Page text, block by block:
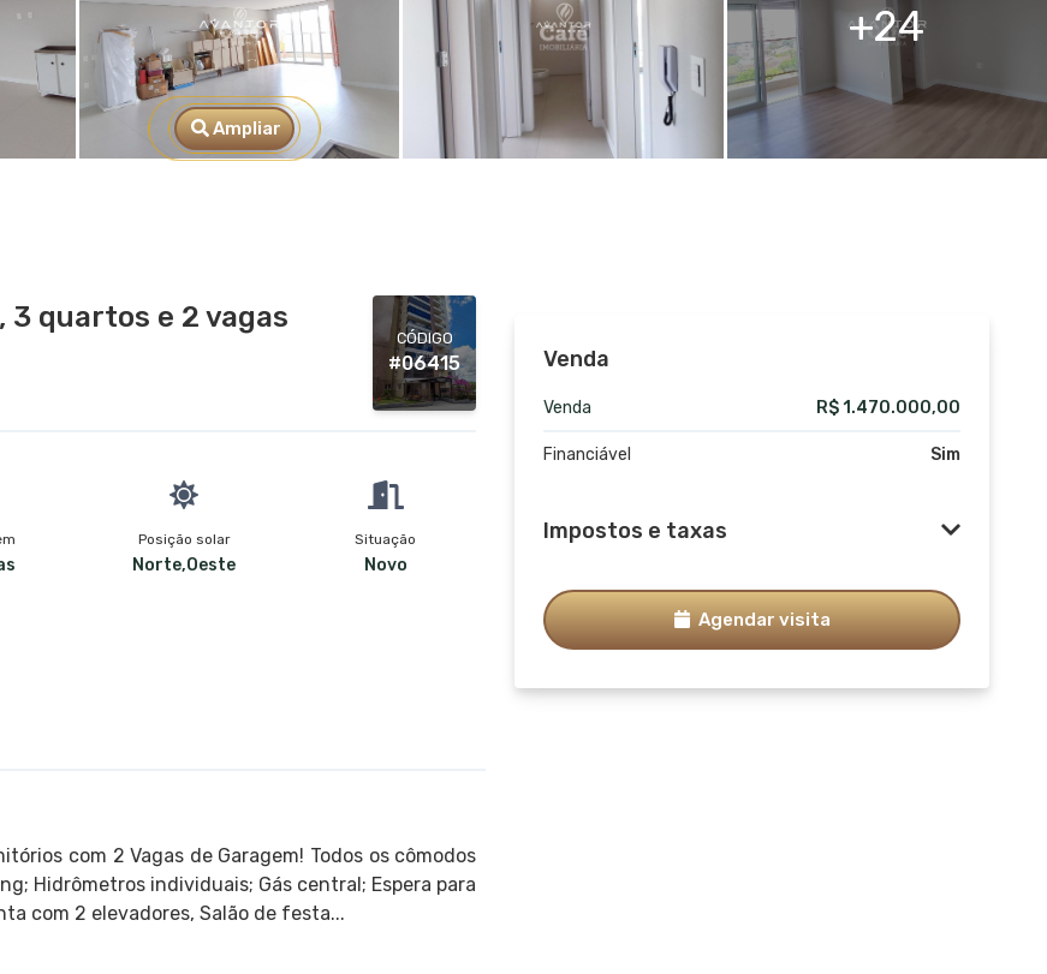
24
Ampliar
3 quartos e 2 vagas
CÓDIGO
#06415
Posição solar
Norte,Oeste
Situação
Novo
com 2 Vagas de Garagem! Todos os cômodos
Hidrômetros individuais; Gás central; Espera para
com 2 elevadores, Salão de festa...
Venda
Venda R$ 1.470.000,00
Financiável Sim
Impostos e taxas
Agendar visita